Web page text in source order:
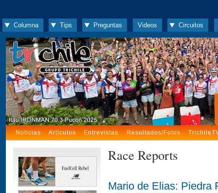
Columna Tips Preguntas Videos Circuitos
Noticias Artículos Entrevistas Resultados/Fotos
Race Reports
Mario de Elias: Piedra